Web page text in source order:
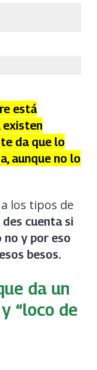
está
existen
da que lo
aunque no lo
los tipos de
cuenta si
no y por eso
besos.
da un
“loco de